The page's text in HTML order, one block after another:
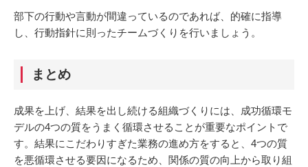
部下の行動や言動が間違っているのであれば、的確に指導
し、行動指針に則ったチームづくりを行いましょう。
まとめ
成果を上げ、結果を出し続ける組織づくりには、成功循環モ
デルの4つの質をうまく循環させることが重要なポイントで
す。結果にこだわりすぎた業務の進め方をすると、4つの質
を悪循環させる要因になるため、関係の質の向上から取り組